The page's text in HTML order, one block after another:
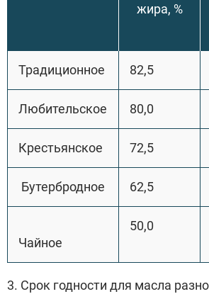
жира, %
Традиционное 82,5
Любительское 80,0
Крестьянское 72,5
Бутербродное 62,5
Чайное
50,0
3. Срок годности для масла